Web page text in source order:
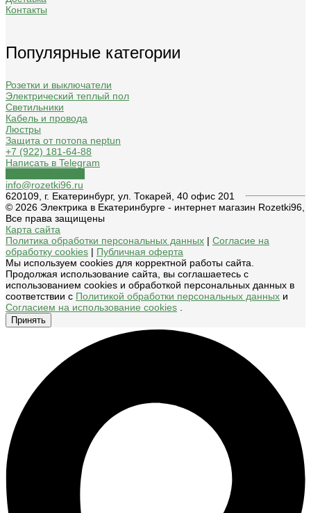
Контакты
Популярные категории
Розетки и выключатели
Электрический теплый пол
Светильники
Кабель и провода
Люстры
Защита от потопа neptun
+7 (922) 181-64-88
Написать в Telegram
info@rozetki96.ru
620109, г. Екатеринбург, ул. Токарей, 40 офис 201
© 2026 Электрика в Екатеринбурге - интернет магазин Rozetki96,
Все права защищены
Карта сайта
Политика обработки персональных данных | Согласие на
обработку cookies | Публичная оферта
Мы используем cookies для корректной работы сайта.
Продолжая использование сайта, вы соглашаетесь с
использованием cookies и обработкой персональных данных в
соответствии с Политикой обработки персональных данных и
Согласием на использование cookies .
Принять